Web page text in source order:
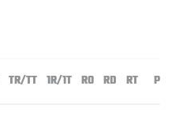
TR/TT 1R/1T RO RD RT PD